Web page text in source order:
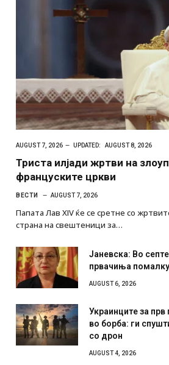
AUGUST 7, 2026 UPDATED: AUGUST 8, 2026
Триста илјади жртви на
француските цркви
ВЕСТИ AUGUST 7, 2026
Папата Лав XIV ќе се сретне со
страна на свештеници за…
Јаневска: Во
првачиња
AUGUST 6, 2026
Украинците за прв
во борба: ги
со дрон
AUGUST 4, 2026